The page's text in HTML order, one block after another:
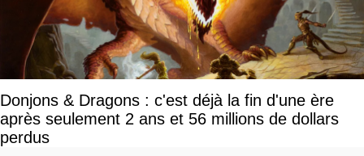
Donjons & Dragons : c'est déjà la fin d'une ère
après seulement 2 ans et 56 millions de dollars
perdus